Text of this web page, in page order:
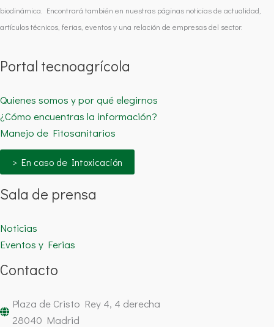
biodinámica. Encontrará también en nuestras páginas noticias de actualidad,
artículos técnicos, ferias, eventos y una relación de empresas del sector.
Portal tecnoagrícola
Quienes somos y por qué elegirnos
¿Cómo encuentras la información?
Manejo de Fitosanitarios
> En caso de Intoxicación
Sala de prensa
Noticias
Eventos y Ferias
Contacto
Plaza de Cristo Rey 4, 4 derecha
28040 Madrid